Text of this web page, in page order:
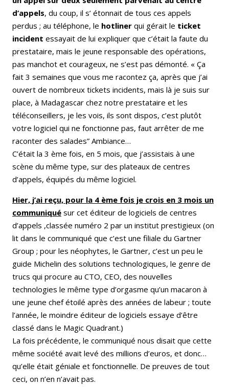
d’appels, du coup, il s’ étonnait de tous ces appels
perdus ; au téléphone, le hotliner qui gérait le ticket
incident essayait de lui expliquer que c’était la faute du
prestataire, mais le jeune responsable des opérations,
pas manchot et courageux, ne s’est pas démonté. « Ça
fait 3 semaines que vous me racontez ça, après que j’ai
ouvert de nombreux tickets incidents, mais là je suis sur
place, à Madagascar chez notre prestataire et les
téléconseillers, je les vois, ils sont dispos, c’est plutôt
votre logiciel qui ne fonctionne pas, faut arrêter de me
raconter des salades” Ambiance…
C’était la 3 ème fois, en 5 mois, que j’assistais à une
scène du même type, sur des plateaux de centres
d’appels, équipés du même logiciel.
Hier, j’ai reçu, pour la 4 ème fois je crois en 3 mois un
communiqué sur cet éditeur de logiciels de centres
d’appels ,classée numéro 2 par un institut prestigieux (on
lit dans le communiqué que c’est une filiale du Gartner
Group ; pour les néophytes, le Gartner, c’est un peu le
guide Michelin des solutions technologiques, le genre de
trucs qui procure au CTO, CEO, des nouvelles
technologies le même type d’orgasme qu’un macaron à
une jeune chef étoilé après des années de labeur ; toute
l’année, le moindre éditeur de logiciels essaye d’être
classé dans le Magic Quadrant.)
La fois précédente, le communiqué nous disait que cette
même société avait levé des millions d’euros, et donc…
qu’elle était géniale et fonctionnelle. De preuves de tout
ceci, on n’en n’avait pas.